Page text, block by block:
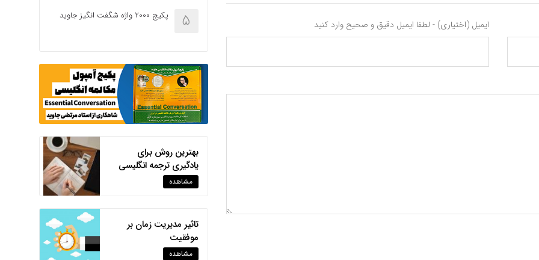
ایمیل (اختیاری) - لطفا ایمیل دقیق و صحیح وارد کنید 5 پکیج 2000 واژه شگفت انگیز جاوید
بهترین روش برای
یادگیری ترجمه انگلیسی
مشاهده
تاثیر مدیریت زمان بر
موفقیت
مشاهده